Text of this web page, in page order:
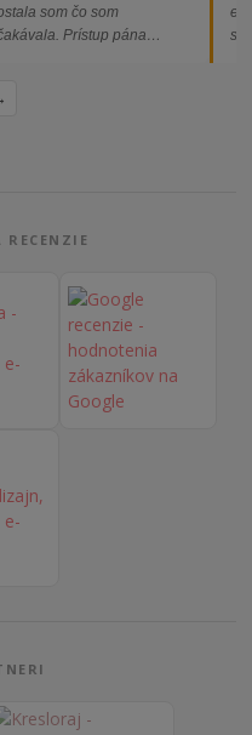
som čo som
Prístup pána
Vrele odporúčam!“